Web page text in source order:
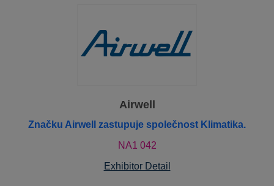
Airwell
Značku Airwell zastupuje společnost Klimatika.
NA1 042
Exhibitor Detail